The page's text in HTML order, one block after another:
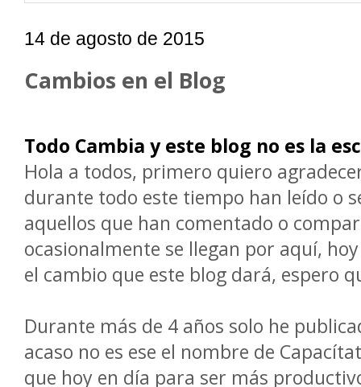
14 de agosto de 2015
Cambios en el Blog
Todo Cambia y este blog no es la
Hola a todos, primero quiero
durante todo este tiempo han leído o
aquellos que han comentado o
ocasionalmente se llegan por aquí,
el cambio que este blog dará, espero
Durante más de 4 años solo he
acaso no es ese el nombre de
que hoy en día para ser más